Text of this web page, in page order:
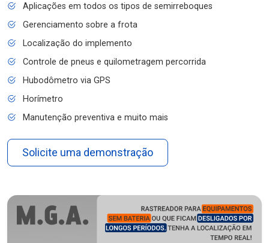
Aplicações em todos os tipos de semirreboques
Gerenciamento sobre a frota
Localização do implemento
Controle de pneus e quilometragem percorrida
Hubodômetro via GPS
Horímetro
Manutenção preventiva e muito mais
Solicite uma demonstração